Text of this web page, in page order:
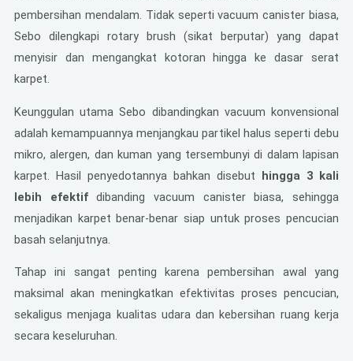
pembersihan mendalam. Tidak seperti vacuum canister biasa,
Sebo dilengkapi rotary brush (sikat berputar) yang dapat
menyisir dan mengangkat kotoran hingga ke dasar serat
karpet.
Keunggulan utama Sebo dibandingkan vacuum konvensional
adalah kemampuannya menjangkau partikel halus seperti debu
mikro, alergen, dan kuman yang tersembunyi di dalam lapisan
karpet. Hasil penyedotannya bahkan disebut hingga 3 kali
lebih efektifdibanding vacuum canister biasa, sehingga
menjadikan karpet benar-benar siap untuk proses pencucian
basah selanjutnya.
Tahap ini sangat penting karena pembersihan awal yang
maksimal akan meningkatkan efektivitas proses pencucian,
sekaligus menjaga kualitas udara dan kebersihan ruang kerja
secara keseluruhan.